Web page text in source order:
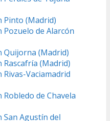
Pinto (Madrid)
Pozuelo de Alarcón
Quijorna (Madrid)
Rascafría (Madrid)
Rivas-Vaciamadrid
Robledo de Chavela
San Agustín del